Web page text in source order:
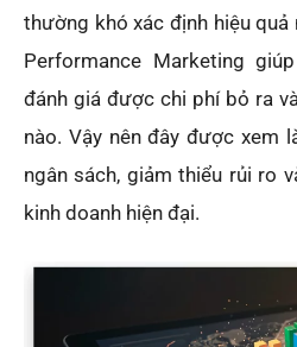
thường khó xác định hiệu
Performance Marketing
đánh giá được chi phí bỏ ra
nào. Vậy nên đây được xem
ngân sách, giảm thiểu rủi ro
kinh doanh hiện đại.